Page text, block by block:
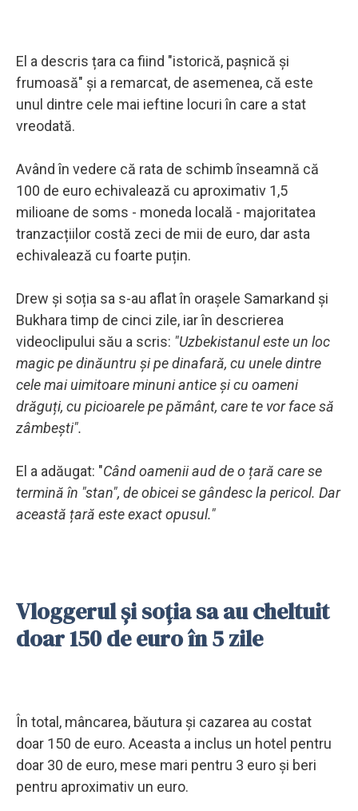
El a descris țara ca fiind "istorică, pașnică și
frumoasă" și a remarcat, de asemenea, că este
unul dintre cele mai ieftine locuri în care a stat
vreodată.
Având în vedere că rata de schimb înseamnă că
100 de euro echivalează cu aproximativ 1,5
milioane de soms - moneda locală - majoritatea
tranzacțiilor costă zeci de mii de euro, dar asta
echivalează cu foarte puțin.
Drew și soția sa s-au aflat în orașele Samarkand și
Bukhara timp de cinci zile, iar în descrierea
videoclipului său a scris: "Uzbekistanul este un loc
magic pe dinăuntru și pe dinafară, cu unele dintre
cele mai uimitoare minuni antice și cu oameni
drăguți, cu picioarele pe pământ, care te vor face să
zâmbești".
El a adăugat: "Când oamenii aud de o țară care se
termină în "stan", de obicei se gândesc la pericol. Dar
această țară este exact opusul."
Vloggerul și soția sa au cheltuit
doar 150 de euro în 5 zile
În total, mâncarea, băutura și cazarea au costat
doar 150 de euro. Aceasta a inclus un hotel pentru
doar 30 de euro, mese mari pentru 3 euro și beri
pentru aproximativ un euro.